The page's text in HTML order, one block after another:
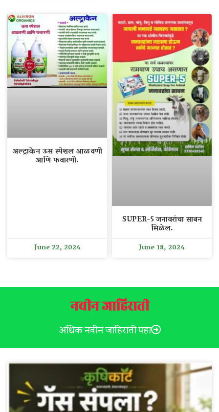
अल्ट्राकेन ऊस स्पेशल आळवणी
आणि फवारणी.
June 22, 2024
SUPER-5 जनावरांचा साबन
मिळेल.
June 18, 2024
नवीन जाहिराती
अधिक नवीन जाहिराती पहा